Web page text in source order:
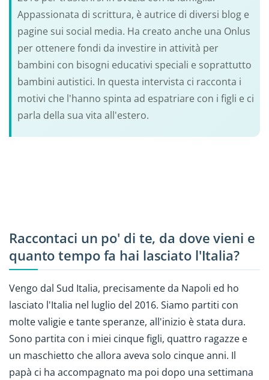
Appassionata di scrittura, è autrice di diversi blog e
pagine sui social media. Ha creato anche una Onlus
per ottenere fondi da investire in attività per
bambini con bisogni educativi speciali e soprattutto
bambini autistici. In questa intervista ci racconta i
motivi che l'hanno spinta ad espatriare con i figli e ci
parla della sua vita all'estero.
Raccontaci un po' di te, da dove vieni e
quanto tempo fa hai lasciato l'Italia?
Vengo dal Sud Italia, precisamente da Napoli ed ho
lasciato l'Italia nel luglio del 2016. Siamo partiti con
molte valigie e tante speranze, all'inizio è stata dura.
Sono partita con i miei cinque figli, quattro ragazze e
un maschietto che allora aveva solo cinque anni. Il
papà ci ha accompagnato ma poi dopo una settimana